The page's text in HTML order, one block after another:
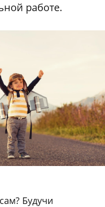
работе.​​
Будучи